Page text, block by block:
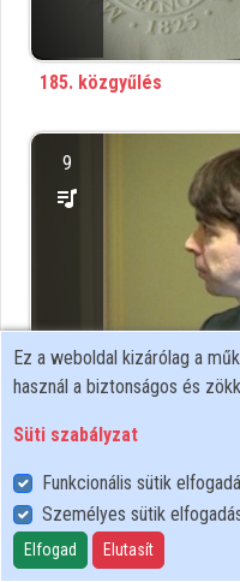
Közreműködők
185. közgyűlés
9
A Bolyai János
218
Ez a weboldal kizárólag a
használ a biztonságos és
Süti szabályzat
Funkcionális sütik
Személyes sütik
Elfogad Elutasít